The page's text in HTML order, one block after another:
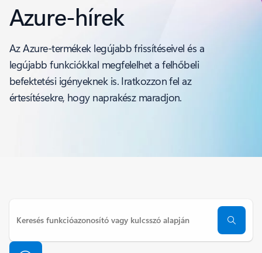
Azure-hírek
Az Azure-termékek legújabb frissítéseivel és a
legújabb funkciókkal megfelelhet a felhőbeli
befektetési igényeknek is. Iratkozzon fel az
értesítésekre, hogy naprakész maradjon.